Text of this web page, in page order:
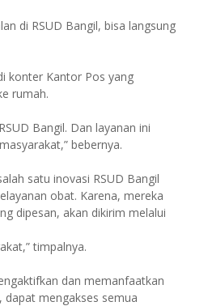
di RSUD Bangil, bisa langsung
konter Kantor Pos yang
rumah.
Bangil. Dan layanan ini
bebernya.
satu inovasi RSUD Bangil
obat. Karena, mereka
dipesan, akan dikirim melalui
timpalnya.
dan memanfaatkan
dapat mengakses semua